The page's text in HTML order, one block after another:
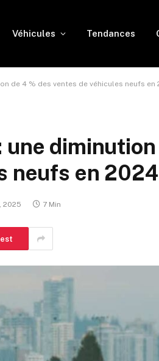
Véhicules Tendances
de 4 % des ventes de véhicules neufs en
diminution
neufs en 2024
2025 7 Min